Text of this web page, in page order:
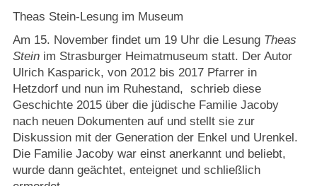
Wirtschaft
Kommentarrichtlinien und Netiquette für unsere Social Media-Kanäle
Willkommen in Strasburg (Uckermark)
Strasburger Ehrenamtspreis „SBG“
Welcome to Strasburg (Uckermark)
Theas Stein-Lesung im Museum
Am 15. November findet um 19 Uhr die Lesung Theas
Stein im Strasburger Heimatmuseum statt. Der Autor
Ulrich Kasparick, von 2012 bis 2017 Pfarrer in
Hetzdorf und nun im Ruhestand, schrieb diese
Geschichte 2015 über die jüdische Familie Jacoby
nach neuen Dokumenten auf und stellt sie zur
Diskussion mit der Generation der Enkel und Urenkel.
Die Familie Jacoby war einst anerkannt und beliebt,
wurde dann geächtet, enteignet und schließlich